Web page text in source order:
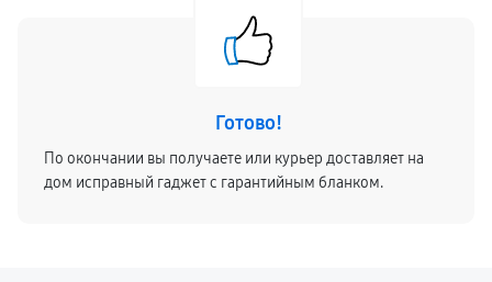
Готово!
По окончании вы получаете или курьер доставляет на
дом исправный гаджет с гарантийным бланком.